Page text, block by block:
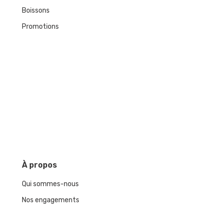
Boissons
Promotions
Àpropos
Qui sommes-nous
Nos engagements